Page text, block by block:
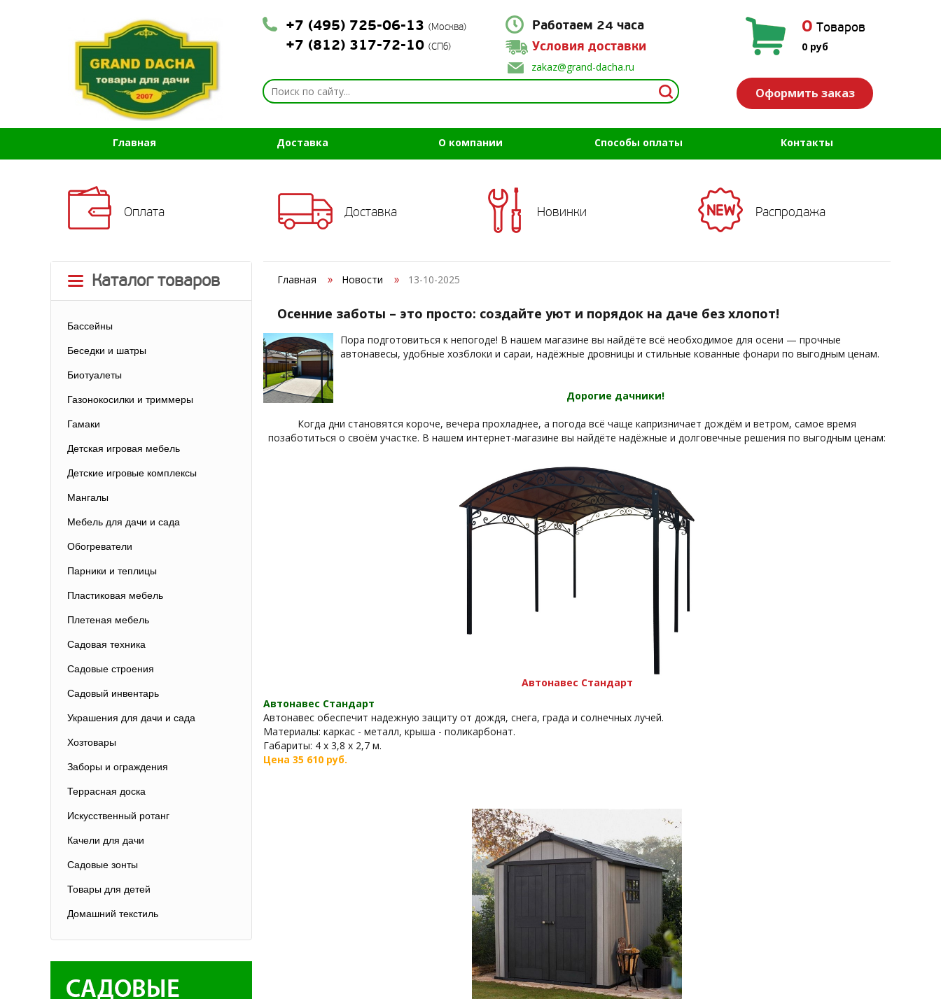
+7 (495) 725-06-13 (Москва)
+7 (812) 317-72-10 (СПб)
Работаем 24 часа
Условия доставки
zakaz@grand-dacha.ru
0 Товаров
0 руб
Оформить заказ
Главная Доставка О компании Способы оплаты Контакты
Оплата Доставка Новинки Распродажа
Каталог товаров
Бассейны
Беседки и шатры
Биотуалеты
Газонокосилки и триммеры
Гамаки
Детская игровая мебель
Детские игровые комплексы
Мангалы
Мебель для дачи и сада
Обогреватели
Парники и теплицы
Пластиковая мебель
Плетеная мебель
Садовая техника
Садовые строения
Садовый инвентарь
Украшения для дачи и сада
Хозтовары
Заборы и ограждения
Террасная доска
Искусственный ротанг
Качели для дачи
Садовые зонты
Товары для детей
Домашний текстиль
Главная Новости 13-10-2025
Осенние заботы – это просто: создайте уют и порядок на даче без хлопот!
Пора подготовиться к непогоде! В нашем магазине вы найдёте всё необходимое для осени — прочные
автонавесы, удобные хозблоки и сараи, надёжные дровницы и стильные кованные фонари по выгодным ценам.
Дорогие дачники!
Когда дни становятся короче, вечера прохладнее, а погода всё чаще капризничает дождём и ветром, самое время
позаботиться о своём участке. В нашем интернет-магазине вы найдёте надёжные и долговечные решения по выгодным ценам:
Автонавес Стандарт
Автонавес Стандарт
Автонавес обеспечит надежную защиту от дождя, снега, града и солнечных лучей.
Материалы: каркас - металл, крыша - поликарбонат.
Габариты: 4 х 3,8 х 2,7 м.
Цена 35 610 руб.